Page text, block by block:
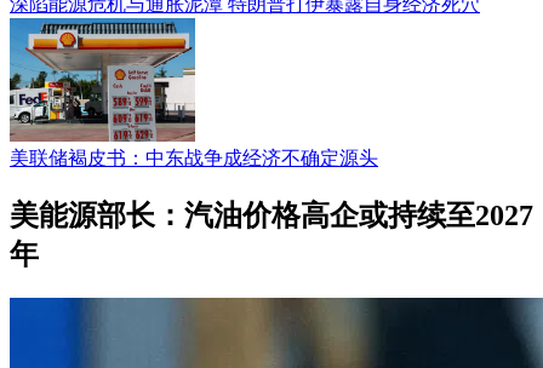
美联储褐皮书：中东战争成经济不确定源头
美能源部长：汽油价格高企或持续至2027
年